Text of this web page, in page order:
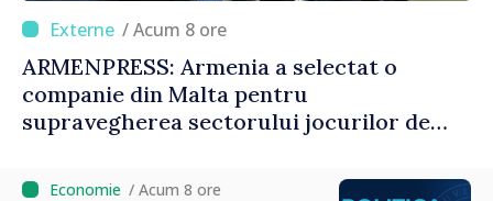
/ Acum 8 ore
ARMENPRESS: Armenia a selectat o
companie din Malta pentru
supravegherea sectorului jocurilor de
/ Acum 8 ore